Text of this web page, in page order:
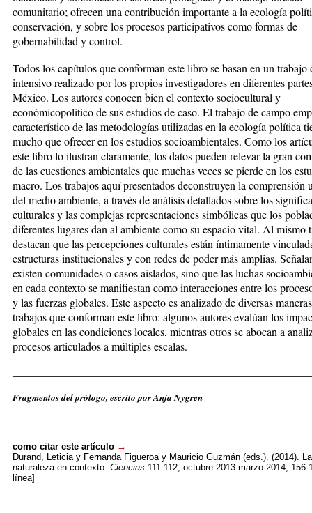
comunitario; ofrecen una contribución importante a la ecología
conservación, y sobre los procesos participativos como formas de
gobernabilidad y control.
Todos los capítulos que conforman este libro se basan en un trabajo
intensivo realizado por los propios investigadores en diferentes
México. Los autores conocen bien el contexto sociocultural y
económicopolítico de sus estudios de caso. El trabajo de campo
característico de las metodologías utilizadas en la ecología política
mucho que ofrecer en los estudios socioambientales. Como los
este libro lo ilustran claramente, los datos pueden relevar la gran
de las cuestiones ambientales que muchas veces se pierde en los
macro. Los trabajos aquí presentados deconstruyen la comprensión
del medio ambiente, a través de análisis detallados sobre los
culturales y las complejas representaciones simbólicas que los
diferentes lugares dan al ambiente como su espacio vital. Al mismo
destacan que las percepciones culturales están íntimamente
estructuras institucionales y con redes de poder más amplias.
existen comunidades o casos aislados, sino que las luchas
en cada contexto se manifiestan como interacciones entre los
y las fuerzas globales. Este aspecto es analizado de diversas
trabajos que conforman este libro: algunos autores evalúan los
globales en las condiciones locales, mientras otros se abocan a
procesos articulados a múltiples escalas.
Fragmentos del prólogo, escrito por Anja Nygren
como citar este artículo →
Durand,
Leticia y Fernanda Figueroa y Mauricio Guzmán (eds.). (2014). La
naturaleza en contexto. Ciencias 111-112, octubre 2013-marzo 2014, 156-
línea]